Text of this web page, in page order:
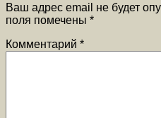
Ваш адрес email не будет
поля помечены *
Комментарий *